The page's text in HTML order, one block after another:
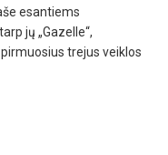
esantiems
jų „Gazelle“,
pirmuosius trejus veiklos